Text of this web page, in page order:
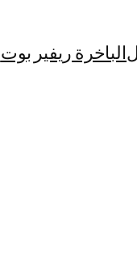
الباخرة ريفير بوت